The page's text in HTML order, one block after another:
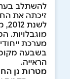
להשתלב
זיכתה את
מוגבלויות.
מערכת
בשבעה
הראייה.
מטרות גן